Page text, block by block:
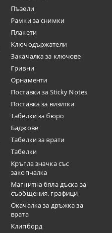
Пъзели
Рамки за снимки
Плакети
Ключодържатели
Закачалка за ключове
Гривни
Орнаменти
Поставки за Sticky Notes
Поставка за визитки
Tабелки за бюро
Баджове
Табелки за врати
Табелки
Кръгла значка със
закопчалка
Магнитна бяла дъска за
съобщения, графици
Окачалка за дръжка за
врата
Клипборд